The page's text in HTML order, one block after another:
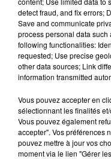
Flash infos
Crédit :Flash infos
podcasts/2022/01/
57_20220112_CC.mp3
detect fraud, and fix errors;
Save and communicate
process personal data
following functionalities:
requested; Use precise
other data sources; Link
information transmitted
Vous pouvez accepter en
sélectionnant les finalités
Vous pouvez également
accepter". Vos préférences
pouvez mettre à jour vos
moment via le lien "Gérer